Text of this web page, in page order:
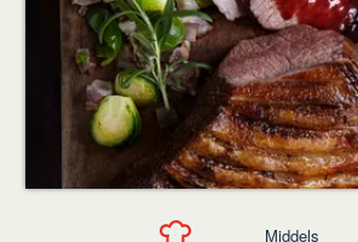
Middels